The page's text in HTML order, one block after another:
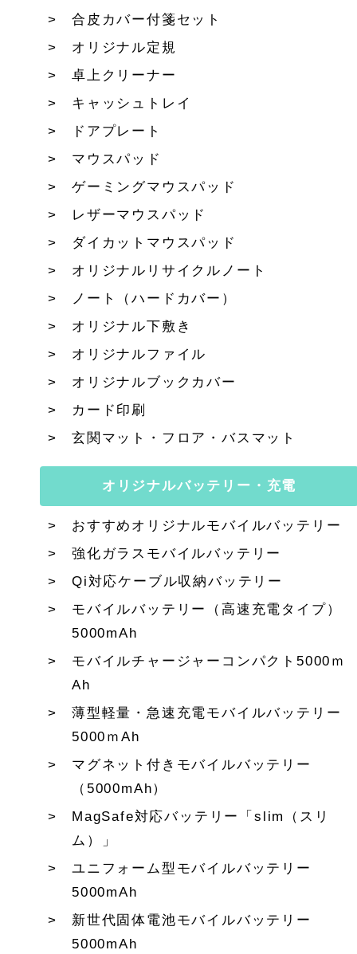
合皮カバー付箋セット
オリジナル定規
卓上クリーナー
キャッシュトレイ
ドアプレート
マウスパッド
ゲーミングマウスパッド
レザーマウスパッド
ダイカットマウスパッド
オリジナルリサイクルノート
ノート（ハードカバー）
オリジナル下敷き
オリジナルファイル
オリジナルブックカバー
カード印刷
玄関マット・フロア・バスマット
オリジナルバッテリー・充電
おすすめオリジナルモバイルバッテリー
強化ガラスモバイルバッテリー
Qi対応ケーブル収納バッテリー
モバイルバッテリー（高速充電タイプ）
5000mAh
モバイルチャージャーコンパクト5000ｍ
Ah
薄型軽量・急速充電モバイルバッテリー
5000ｍAh
マグネット付きモバイルバッテリー
（5000mAh）
MagSafe対応バッテリー「slim（スリ
ム）」
ユニフォーム型モバイルバッテリー
5000mAh
新世代固体電池モバイルバッテリー
5000mAh